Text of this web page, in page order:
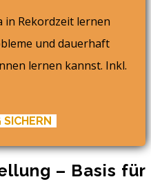
in Rekordzeit lernen
und dauerhaft
lernen kannst. Inkl.
– Basis für